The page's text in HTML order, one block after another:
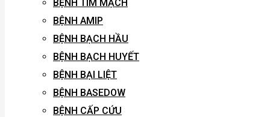
BỆNH TIM MẠCH
BỆNH AMIP
BỆNH BẠCH HẦU
BỆNH BẠCH HUYẾT
BỆNH BẠI LIỆT
BỆNH BASEDOW
BỆNH CẤP CỨU